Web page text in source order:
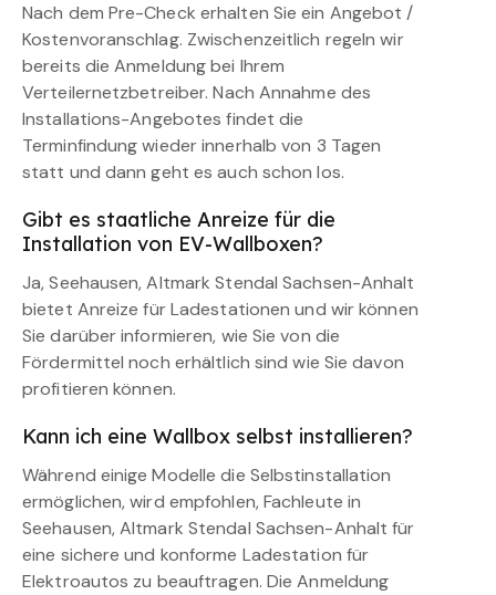
Nach dem Pre-Check erhalten Sie ein Angebot /
Kostenvoranschlag. Zwischenzeitlich regeln wir
bereits die Anmeldung bei Ihrem
Verteilernetzbetreiber. Nach Annahme des
Installations-Angebotes findet die
Terminfindung wieder innerhalb von 3 Tagen
statt und dann geht es auch schon los.
Gibt es staatliche Anreize für die
Installation von EV-Wallboxen?
Ja, Seehausen, Altmark Stendal Sachsen-Anhalt
bietet Anreize für Ladestationen und wir können
Sie darüber informieren, wie Sie von die
Fördermittel noch erhältlich sind wie Sie davon
profitieren können.
Kann ich eine Wallbox selbst installieren?
Während einige Modelle die Selbstinstallation
ermöglichen, wird empfohlen, Fachleute in
Seehausen, Altmark Stendal Sachsen-Anhalt für
eine sichere und konforme Ladestation für
Elektroautos zu beauftragen. Die Anmeldung